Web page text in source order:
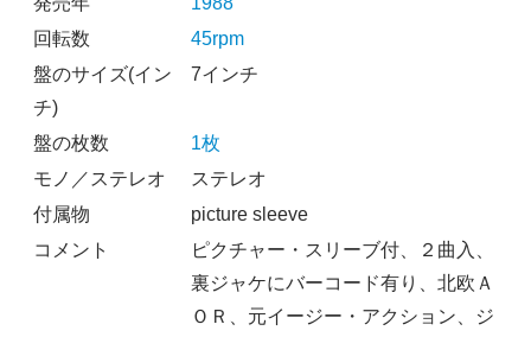
回転数
45rpm
盤のサイズ(イン
チ)
7インチ
盤の枚数
1枚
モノ／ステレオ
ステレオ
付属物
picture sleeve
コメント
ピクチャー・スリーブ付、２曲入、
裏ジャケにバーコード有り、北欧Ａ
ＯＲ、元イージー・アクション、ジ